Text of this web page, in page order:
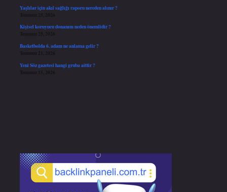
Yaşlılar için akıl sağlığı raporu nereden alınır ?
Temmuz 25, 2026
Kişisel koruyucu donanım neden önemlidir ?
Temmuz 25, 2026
Basketbolda 6. adam ne anlama gelir ?
Temmuz 21, 2026
Yeni Söz gazetesi hangi gruba aittir ?
Temmuz 15, 2026